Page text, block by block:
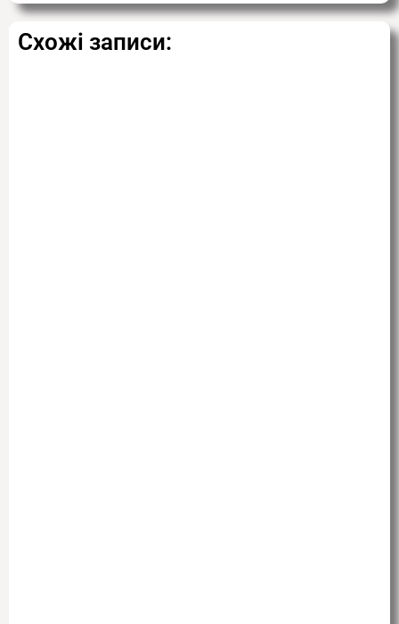
Схожі записи: